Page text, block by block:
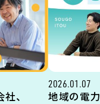
、
2026.01.07
地域の電